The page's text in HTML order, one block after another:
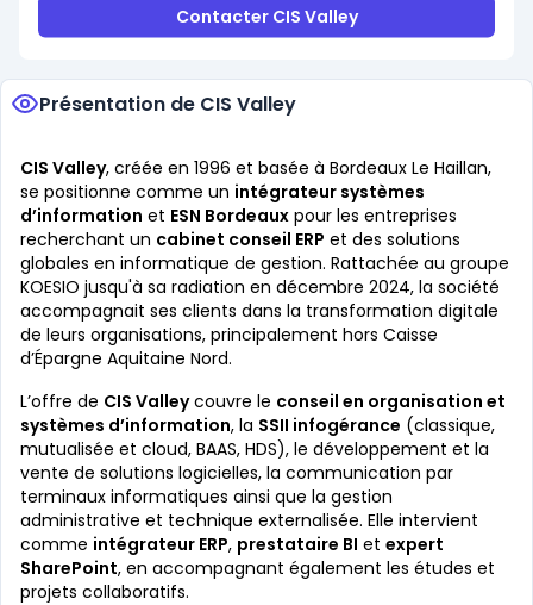
Contacter CIS Valley
Présentation de CIS Valley
CIS Valley, créée en 1996 et basée à Bordeaux Le Haillan,
se positionne comme un intégrateur systèmes
d’information et ESN Bordeaux pour les entreprises
recherchant un cabinet conseil ERP et des solutions
globales en informatique de gestion. Rattachée au groupe
KOESIO jusqu'à sa radiation en décembre 2024, la société
accompagnait ses clients dans la transformation digitale
de leurs organisations, principalement hors Caisse
d’Épargne Aquitaine Nord.
L’offre de CIS Valleycouvre le conseil en organisation et
systèmes d’information, la SSII infogérance (classique,
mutualisée et cloud, BAAS, HDS), le développement et la
vente de solutions logicielles, la communication par
terminaux informatiques ainsi que la gestion
administrative et technique externalisée. Elle intervient
comme intégrateur ERP, prestataire BI et expert
SharePoint, en accompagnant également les études et
projets collaboratifs.